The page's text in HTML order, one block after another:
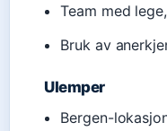
Team med
Bruk av
Ulemper
Bergen-